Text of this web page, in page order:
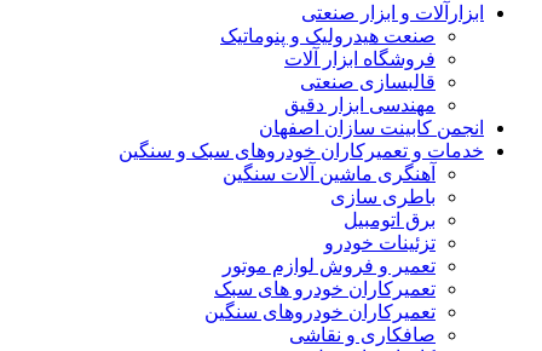
ابزارآلات و ابزار صنعتی
صنعت هیدرولیک و پنوماتیک
فروشگاه ابزار آلات
قالبسازی صنعتی
مهندسی ابزار دقیق
انجمن کابینت سازان اصفهان
خدمات و تعمیرکاران خودروهای سبک و سنگین
آهنگری ماشین آلات سنگین
باطری سازی
برق اتومبیل
تزئینات خودرو
تعمیر و فروش لوازم موتور
تعمیرکاران خودرو های سبک
تعمیرکاران خودروهای سنگین
صافکاری و نقاشی